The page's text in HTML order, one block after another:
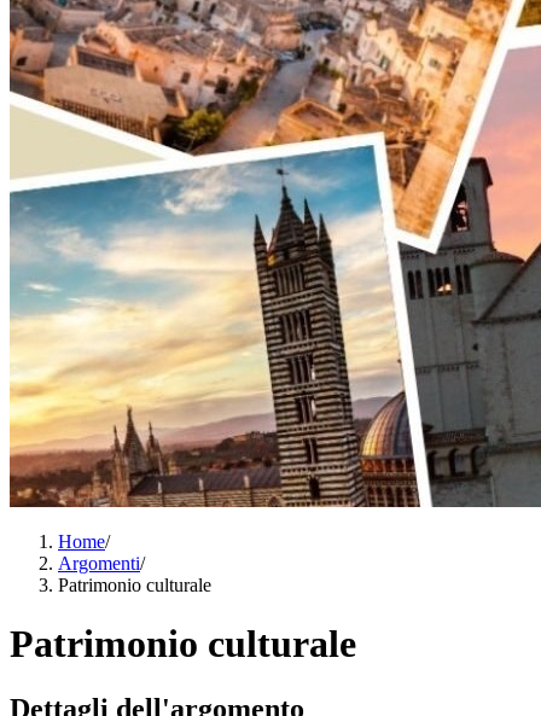
Home/
Argomenti/
Patrimonio culturale
Patrimonio culturale
Dettagli dell'argomento